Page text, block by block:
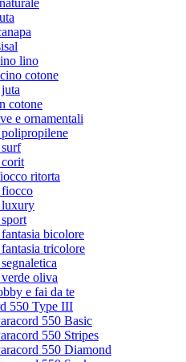
lino
cotone
cotone
e ornamentali
ritorta
luxury
bicolore
tricolore
oliva
e fai da te
550 Type III
550 Basic
550 Stripes
550 Diamond